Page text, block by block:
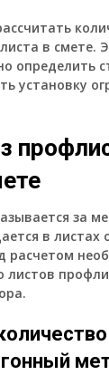
в смете.
определить
установку
за
в листах
расчетом
листов